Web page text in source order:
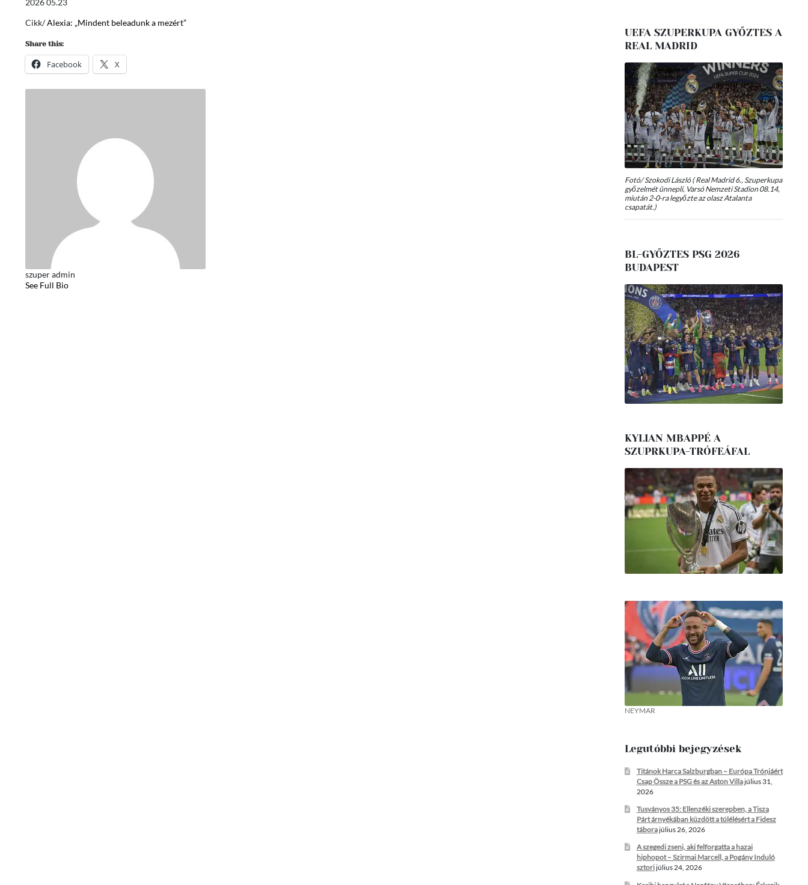
Cikk/Alexia: „Mindent beleadunk a mezért”
Share this:
Facebook X
szuper admin
See Full Bio
UEFA SZUPERKUPA GYŐZTES A
REAL MADRID
Fotó/ Szokodi László ( Real Madrid 6., Szuperkupa
győzelmét ünnepli, Varsó Nemzeti Stadion 08.14,
miután 2-0-ra legyőzte az olasz Atalanta
csapatát.)
BL-GYŐZTES PSG 2026
BUDAPEST
KYLIAN MBAPPÉ A
SZUPRKUPA-TRÓFEÁFAL
NEYMAR
Legutóbbi bejegyzések
Titánok Harca Salzburgban – Európa Trónjáért
Csap Össze a PSG és az Aston Villajúlius 31,
2026
Tusványos 35: Ellenzéki szerepben, a Tisza
Párt árnyékában küzdött a túlélésért a Fidesz
táborajúlius 26, 2026
A szegedi zseni, aki felforgatta a hazai
hiphopot – Szirmai Marcell, a Pogány Induló
sztorijúlius 24, 2026